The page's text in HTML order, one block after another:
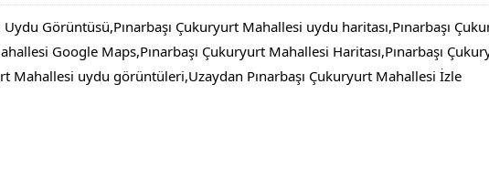
Görüntüsü,Pınarbaşı Çukuryurt Mahallesi uydu haritası,Pınarbaşı
Google Maps,Pınarbaşı Çukuryurt Mahallesi Haritası,Pınarbaşı
Mahallesi uydu görüntüleri,Uzaydan Pınarbaşı Çukuryurt Mahallesi İzle